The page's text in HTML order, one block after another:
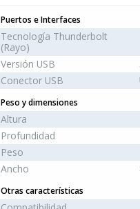
Puertos e Interfaces
Tecnología Thunderbolt
(Rayo)
Versión USB
Conector USB
Peso y dimensiones
Altura
Profundidad
Peso
Ancho
Otras características